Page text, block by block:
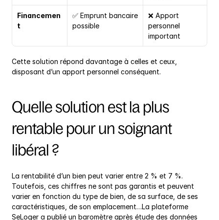
Financemen
t
✅ Emprunt bancaire
possible
❌ Apport
personnel
important
Cette solution répond davantage à celles et ceux,
disposant d’un apport personnel conséquent.
Quelle solution est la plus
rentable pour un soignant
libéral ?
La rentabilité d’un bien peut varier entre 2 % et 7 %.
Toutefois, ces chiffres ne sont pas garantis et peuvent
varier en fonction du type de bien, de sa surface, de ses
caractéristiques, de son emplacement…La plateforme
SeLoger a publié un baromètre après étude des données